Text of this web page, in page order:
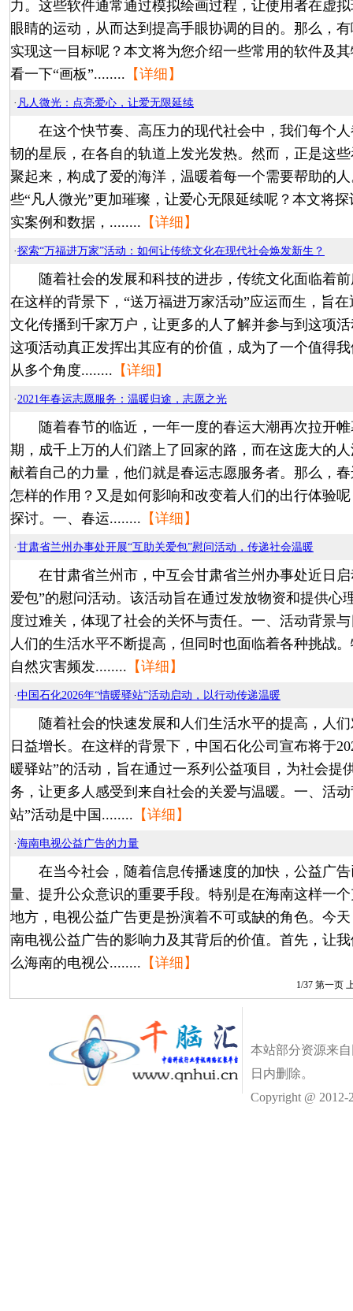
力。这些软件通常通过模拟绘画过程，让使用者在虚
眼睛的运动，从而达到提高手眼协调的目的。那么，
实现这一目标呢？本文将为您介绍一些常用的软件及
看一下“画板”........ 【详细】
· 凡人微光：点亮爱心，让爱无限延续
在这个快节奏、高压力的现代社会中，我们每个人
韧的星辰，在各自的轨道上发光发热。然而，正是这
聚起来，构成了爱的海洋，温暖着每一个需要帮助的
些“凡人微光”更加璀璨，让爱心无限延续呢？本文将
实案例和数据，........ 【详细】
·探索“万福进万家”活动：如何让传统文化在现代社会焕发新生？
随着社会的发展和科技的进步，传统文化面临着前
在这样的背景下，“送万福进万家活动”应运而生，旨
文化传播到千家万户，让更多的人了解并参与到这项
这项活动真正发挥出其应有的价值，成为了一个值得
从多个角度........ 【详细】
·2021年春运志愿服务：温暖归途，志愿之光
随着春节的临近，一年一度的春运大潮再次拉开帷
期，成千上万的人们踏上了回家的路，而在这庞大的
献着自己的力量，他们就是春运志愿服务者。那么，
怎样的作用？又是如何影响和改变着人们的出行体验
探讨。一、春运........ 【详细】
·甘肃省兰州办事处开展“互助关爱包”慰问活动，传递社会温暖
在甘肃省兰州市，中互会甘肃省兰州办事处近日启
爱包”的慰问活动。该活动旨在通过发放物资和提供心
度过难关，体现了社会的关怀与责任。一、活动背景
人们的生活水平不断提高，但同时也面临着各种挑战
自然灾害频发........ 【详细】
·中国石化2026年“情暖驿站”活动启动，以行动传递温暖
随着社会的快速发展和人们生活水平的提高，人们
日益增长。在这样的背景下，中国石化公司宣布将于
暖驿站”的活动，旨在通过一系列公益项目，为社会提
务，让更多人感受到来自社会的关爱与温暖。一、活
站”活动是中国........ 【详细】
·海南电视公益广告的力量
在当今社会，随着信息传播速度的加快，公益广告
量、提升公众意识的重要手段。特别是在海南这样一
地方，电视公益广告更是扮演着不可或缺的角色。今
南电视公益广告的影响力及其背后的价值。首先，让
么海南的电视公........ 【详细】
1/37 第一页
本站部分资源来
日内删除。
Copyright @ 2012-